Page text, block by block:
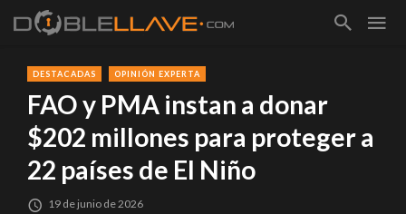
DESTACADAS OPINIÓN EXPERTA
FAO y PMA instan a donar
$202 millones para proteger a
22 países de El Niño
19 de junio de 2026